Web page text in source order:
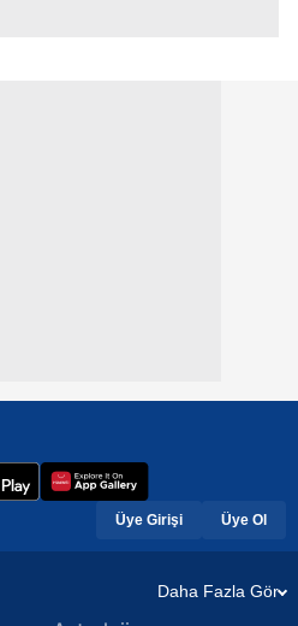
Üye Girişi Üye Ol
Daha Fazla Gör